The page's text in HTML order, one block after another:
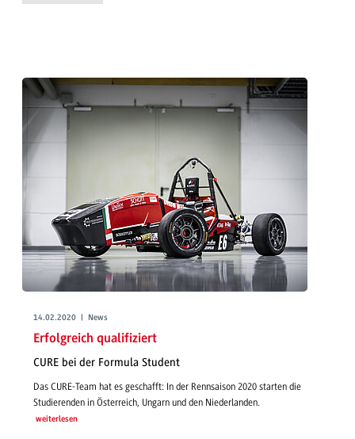
14.02.2020 | News
Erfolgreich qualifiziert
CURE bei der Formula Student
Das CURE-Team hat es geschafft: In der Rennsaison 2020 starten die
Studierenden in Österreich, Ungarn und den Niederlanden.
weiterlesen